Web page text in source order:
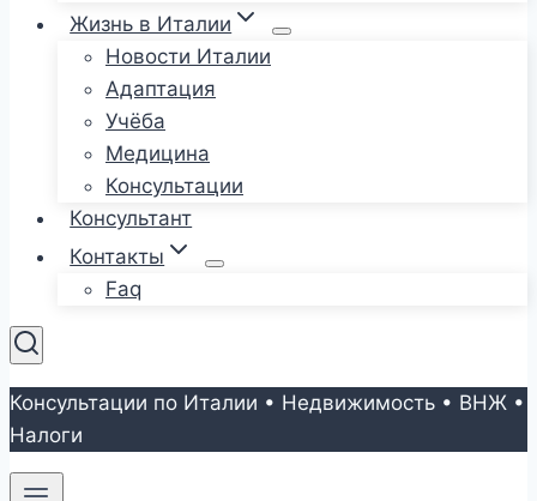
Жизнь в Италии
Новости Италии
Адаптация
Учёба
Медицина
Консультации
Консультант
Контакты
Faq
Консультации по Италии • Недвижимость • ВНЖ •
Налоги